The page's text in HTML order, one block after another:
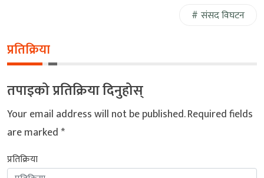
संसद विघटन
प्रतिक्रिया
तपाइको प्रतिक्रिया दिनुहोस्
Your email address will not be published.Required fields
are marked*
प्रतिक्रिया